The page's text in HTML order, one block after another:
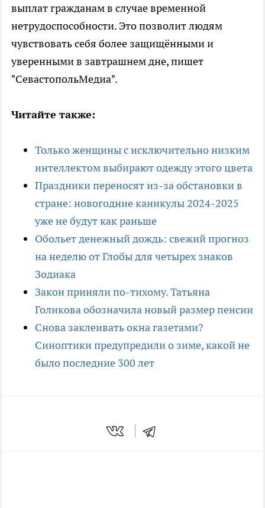
выплат гражданам в случае временной
нетрудоспособности. Это позволит людям
чувствовать себя более защищёнными и
уверенными в завтрашнем дне, пишет
"СевастопольМедиа".
Читайте также:
Только женщины с исключительно низким
интеллектом выбирают одежду этого цвета
Праздники переносят из-за обстановки в
стране: новогодние каникулы 2024-2025
уже не будут как раньше
Обольет денежный дождь: свежий прогноз
на неделю от Глобы для четырех знаков
Зодиака
Закон приняли по-тихому. Татьяна
Голикова обозначила новый размер пенсии
Снова заклеивать окна газетами?
Синоптики предупредили о зиме, какой не
было последние 300 лет